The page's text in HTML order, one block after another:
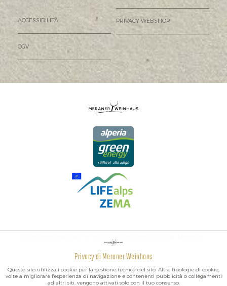
ACCESSIBILITÀ PRIVACY WEBSHOP
CGV
I MIGLIORI VINI DELL'ALTO ADIGE, DELL'ITALIA E DEL MONDO.
Privacy di Meraner Weinhaus
Questo sito utilizza i cookie per la gestione tecnica del sito. Altre tipologie di cookie,
volte a migliorare l'esperienza di navigazione e contenenti pubblicità o collegamenti
ad altri siti, vengono attivati solo con il tuo consenso.